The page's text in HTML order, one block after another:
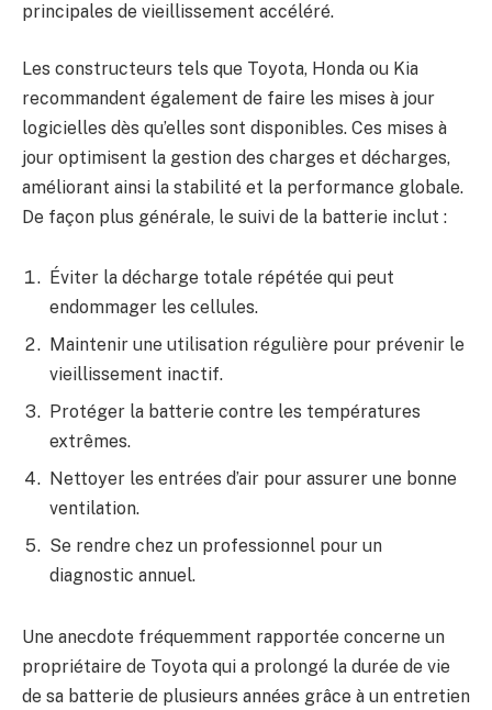
principales de vieillissement accéléré.
Les constructeurs tels que Toyota, Honda ou Kia
recommandent également de faire les mises à jour
logicielles dès qu’elles sont disponibles. Ces mises à
jour optimisent la gestion des charges et décharges,
améliorant ainsi la stabilité et la performance globale.
De façon plus générale, le suivi de la batterie inclut :
Éviter la décharge totale répétée qui peut
endommager les cellules.
Maintenir une utilisation régulière pour prévenir le
vieillissement inactif.
Protéger la batterie contre les températures
extrêmes.
Nettoyer les entrées d’air pour assurer une bonne
ventilation.
Se rendre chez un professionnel pour un
diagnostic annuel.
Une anecdote fréquemment rapportée concerne un
propriétaire de Toyota qui a prolongé la durée de vie
de sa batterie de plusieurs années grâce à un entretien